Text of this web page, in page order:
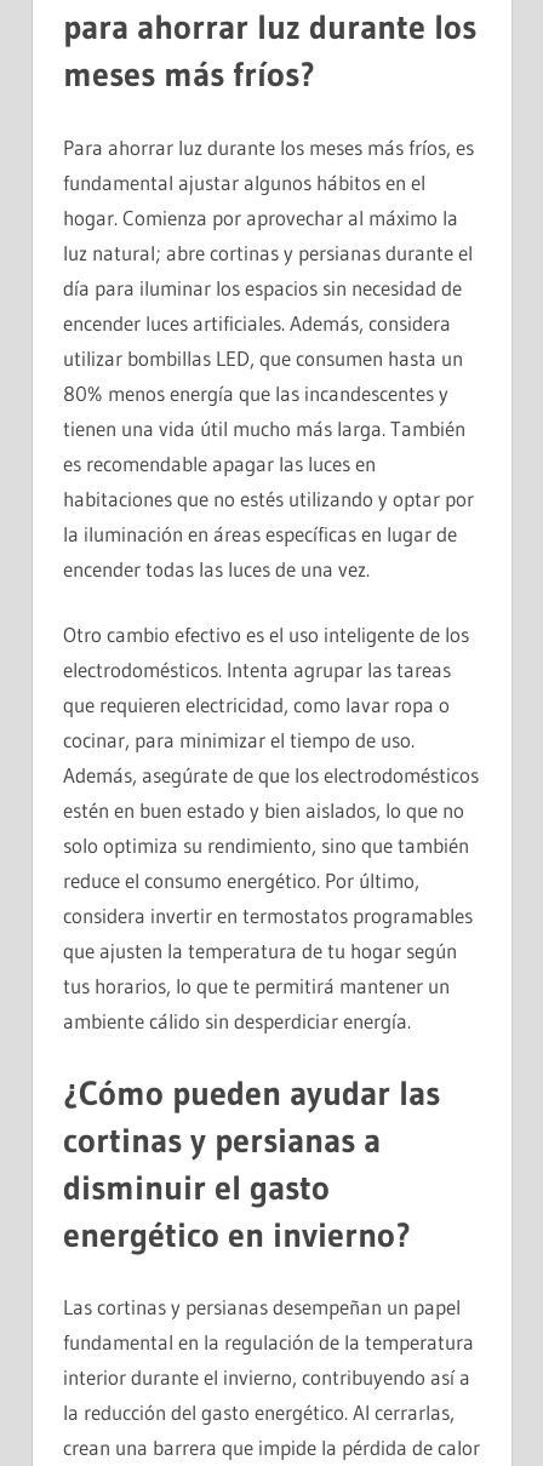
para ahorrar luz durante los
meses más fríos?
Para ahorrar luz durante los meses más fríos, es
fundamental ajustar algunos hábitos en el
hogar. Comienza por aprovechar al máximo la
luz natural; abre cortinas y persianas durante el
día para iluminar los espacios sin necesidad de
encender luces artificiales. Además, considera
utilizar bombillas LED, que consumen hasta un
80% menos energía que las incandescentes y
tienen una vida útil mucho más larga. También
es recomendable apagar las luces en
habitaciones que no estés utilizando y optar por
la iluminación en áreas específicas en lugar de
encender todas las luces de una vez.
Otro cambio efectivo es el uso inteligente de los
electrodomésticos. Intenta agrupar las tareas
que requieren electricidad, como lavar ropa o
cocinar, para minimizar el tiempo de uso.
Además, asegúrate de que los electrodomésticos
estén en buen estado y bien aislados, lo que no
solo optimiza su rendimiento, sino que también
reduce el consumo energético. Por último,
considera invertir en termostatos programables
que ajusten la temperatura de tu hogar según
tus horarios, lo que te permitirá mantener un
ambiente cálido sin desperdiciar energía.
¿Cómo pueden ayudar las
cortinas y persianas a
disminuir el gasto
energético en invierno?
Las cortinas y persianas desempeñan un papel
fundamental en la regulación de la temperatura
interior durante el invierno, contribuyendo así a
la reducción del gasto energético. Al cerrarlas,
crean una barrera que impide la pérdida de calor